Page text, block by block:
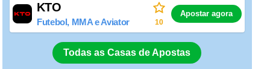
KTO
Futebol, MMA e Aviator 10
Apostar agora
Todas as Casas de Apostas